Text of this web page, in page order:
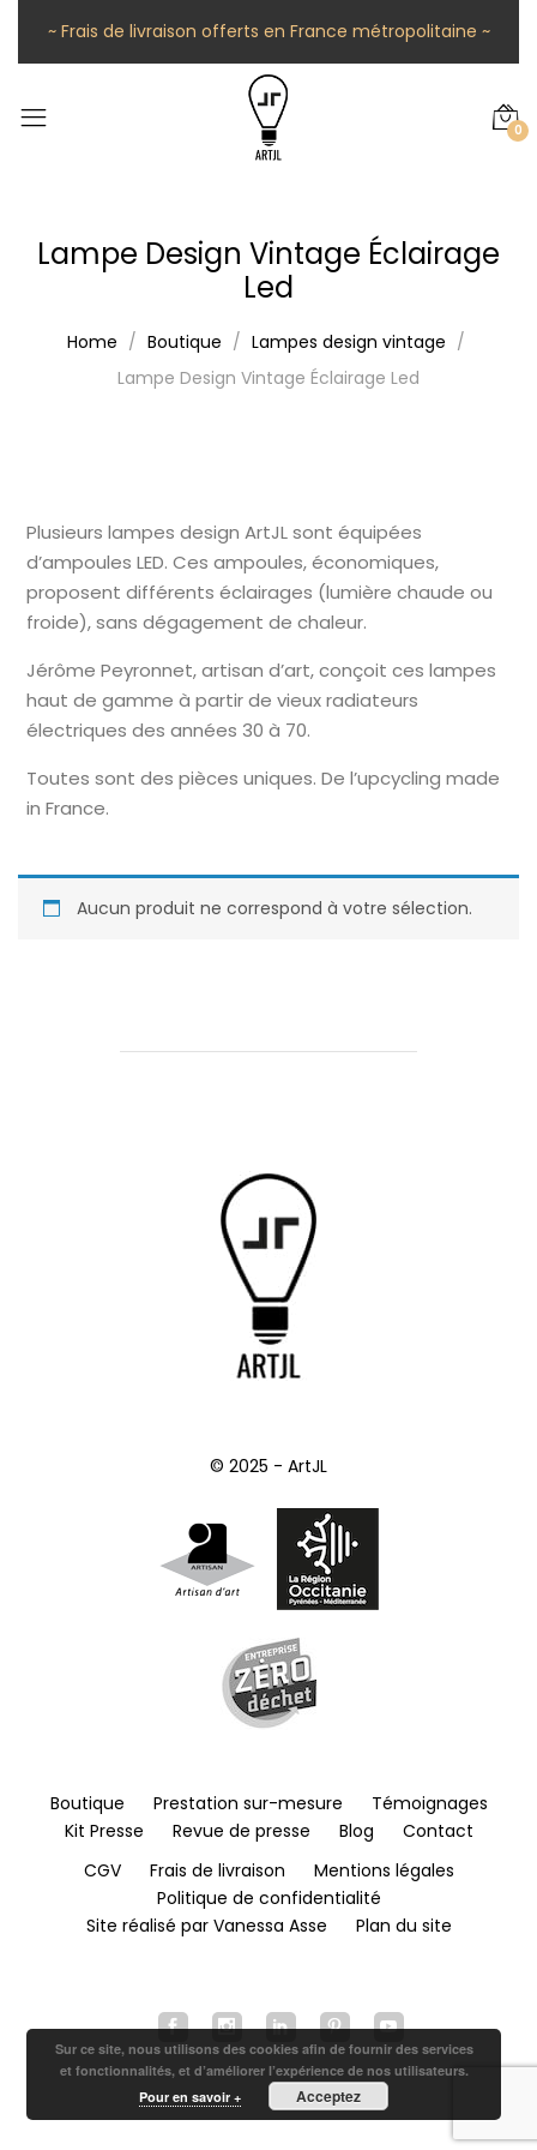
~ Frais de livraison offerts en France métropolitaine ~
0
Lampe Design Vintage Éclairage
Led
Home Boutique
Lampes design vintage
Lampe Design Vintage Éclairage Led
Plusieurs lampes design ArtJL sont équipées
d’ampoules LED. Ces ampoules, économiques,
proposent différents éclairages (lumière chaude ou
froide), sans dégagement de chaleur.
Jérôme Peyronnet, artisan d’art, conçoit ces lampes
haut de gamme à partir de vieux radiateurs
électriques des années 30 à 70.
Toutes sont des pièces uniques. De l’upcycling made
in France.
Aucun produit ne correspond à votre sélection.
© 2025 - ArtJL
Boutique Prestation sur-mesure
Témoignages
Kit Presse
Revue de presse Blog
Contact
CGV
Frais de livraison
Mentions légales
Politique de confidentialité
Site réalisé par Vanessa Asse
Plan du site
Sur ce site, nous utilisons des cookies afin de fournir des services
et fonctionnalités, et d’améliorer l’expérience de nos utilisateurs.
Pour en savoir +
Acceptez